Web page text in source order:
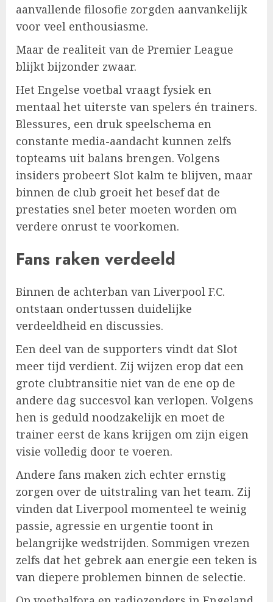
aanvallende filosofie zorgden aanvankelijk
voor veel enthousiasme.
Maar de realiteit van de Premier League
blijkt bijzonder zwaar.
Het Engelse voetbal vraagt fysiek en
mentaal het uiterste van spelers én trainers.
Blessures, een druk speelschema en
constante media-aandacht kunnen zelfs
topteams uit balans brengen. Volgens
insiders probeert Slot kalm te blijven, maar
binnen de club groeit het besef dat de
prestaties snel beter moeten worden om
verdere onrust te voorkomen.
Fans raken verdeeld
Binnen de achterban van Liverpool F.C.
ontstaan ondertussen duidelijke
verdeeldheid en discussies.
Een deel van de supporters vindt dat Slot
meer tijd verdient. Zij wijzen erop dat een
grote clubtransitie niet van de ene op de
andere dag succesvol kan verlopen. Volgens
hen is geduld noodzakelijk en moet de
trainer eerst de kans krijgen om zijn eigen
visie volledig door te voeren.
Andere fans maken zich echter ernstig
zorgen over de uitstraling van het team. Zij
vinden dat Liverpool momenteel te weinig
passie, agressie en urgentie toont in
belangrijke wedstrijden. Sommigen vrezen
zelfs dat het gebrek aan energie een teken is
van diepere problemen binnen de selectie.